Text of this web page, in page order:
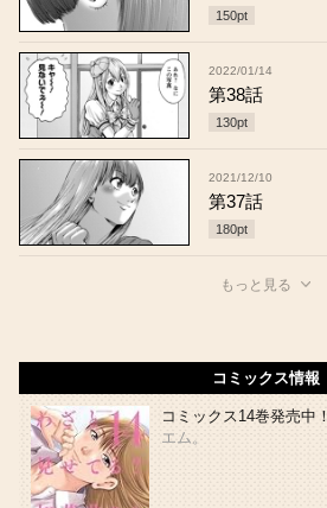
150pt
2022/01/14
第38話
130pt
2021/12/10
第37話
180pt
もっと見る
コミックス情報
コミックス14巻発売中！
エム。